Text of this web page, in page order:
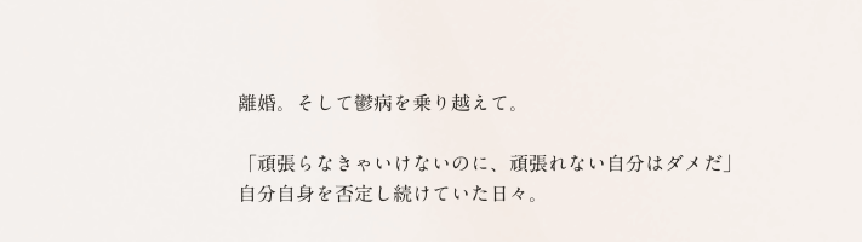
離婚。そして鬱病を乗り越えて。
「頑張らなきゃいけないのに、頑張れない自分はダメだ」
自分自身を否定し続けていた日々。